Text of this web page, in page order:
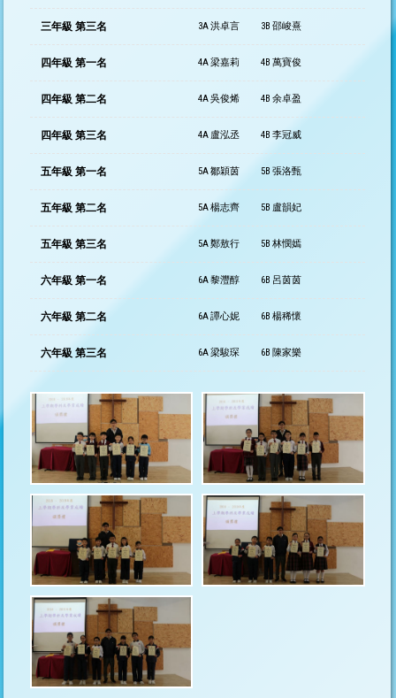
三年級 第三名 3A 洪卓言 3B 邵峻熹
四年級 第一名 4A 梁嘉莉 4B 萬寶俊
四年級 第二名 4A 吳俊烯 4B 余卓盈
四年級 第三名 4A 盧泓丞 4B 李冠威
五年級 第一名 5A 鄒穎茵 5B 張洛甄
五年級 第二名 5A 楊志齊 5B 盧韻妃
五年級 第三名 5A 鄭敖行 5B 林憫嫣
六年級 第一名 6A 黎灃醇 6B 呂茵茵
六年級 第二名 6A 譚心妮 6B 楊稀懷
六年級 第三名 6A 梁駿琛 6B 陳家樂